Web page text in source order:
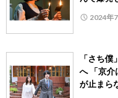
2024年
「さち
へ 「京介
が止まら